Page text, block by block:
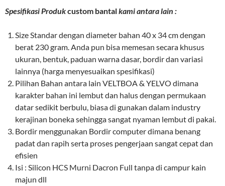
Spesifikasi Produkcustom bantalkami antara lain :
Size Standar dengan diameter bahan 40 x 34 cm dengan
berat 230 gram. Anda pun bisa memesan secara khusus
ukuran, bentuk, paduan warna dasar, bordir dan variasi
lainnya (harga menyesuaikan spesifikasi)
Pilihan Bahan antara lain VELTBOA & YELVO dimana
karakter bahan ini lembut dan halus dengan permukaan
datar sedikit berbulu, biasa di gunakan dalam industry
kerajinan boneka sehingga sangat nyaman lembut di pakai.
Bordir menggunakan Bordir computer dimana benang
padat dan rapih serta proses pengerjaan sangat cepat dan
efisien
Isi : Silicon HCS Murni Dacron Full tanpa di campur kain
majun dll